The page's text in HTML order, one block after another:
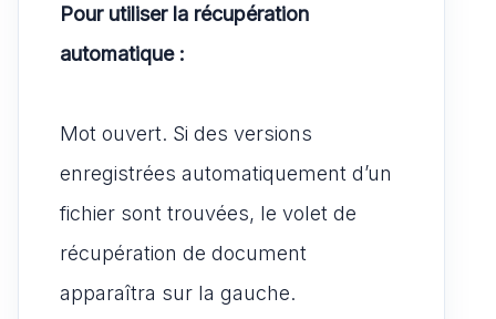
Pour utiliser la récupération
automatique :
Mot ouvert. Si des versions
enregistrées automatiquement d’un
fichier sont trouvées, le volet de
récupération de document
apparaîtra sur la gauche.